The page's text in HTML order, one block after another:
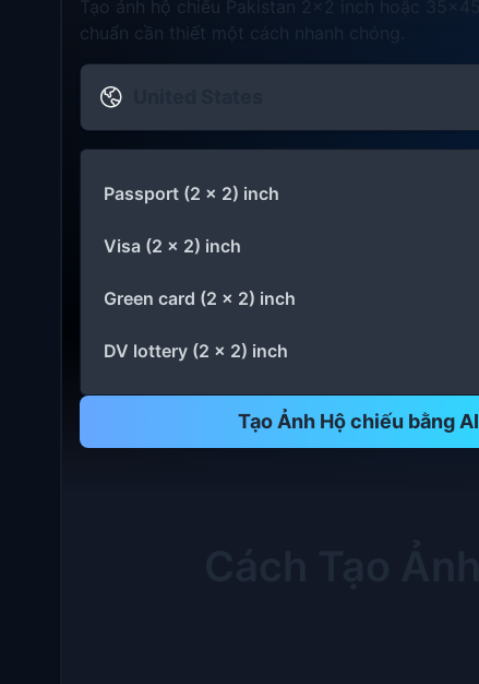
Tạo ảnh hộ chiếu Pakistan 2x2 inch hoặc
chuẩn cần thiết một cách nhanh chóng.
Passport (2 x 2) inch
Visa (2 x 2) inch
Green card (2 x 2) inch
DV lottery (2 x 2) inch
Tạo Ảnh Hộ chiếu bằng